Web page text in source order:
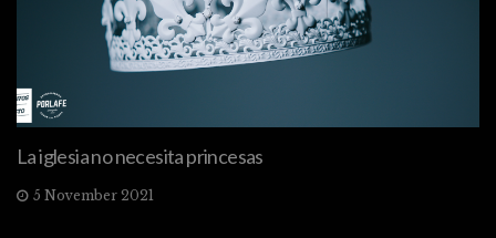
La iglesia no necesita princesas
5 November 2021